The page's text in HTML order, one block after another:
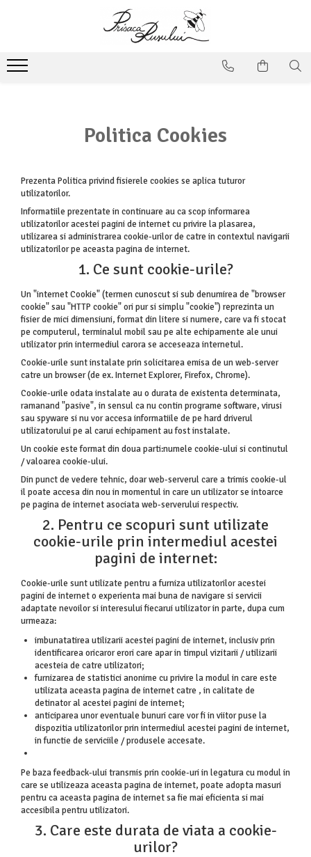
Politica Cookies
Prezenta Politica privind fisierele cookies se aplica tuturor
utilizatorilor.
Informatiile prezentate in continuare au ca scop informarea
utilizatorilor acestei pagini de internet cu privire la plasarea,
utilizarea si administrarea cookie-urilor de catre in contextul navigarii
utilizatorilor pe aceasta pagina de internet.
1. Ce sunt cookie-urile?
Un "internet Cookie" (termen cunoscut si sub denumirea de "browser
cookie" sau "HTTP cookie" ori pur si simplu "cookie") reprezinta un
fisier de mici dimensiuni, format din litere si numere, care va fi stocat
pe computerul, terminalul mobil sau pe alte echipamente ale unui
utilizator prin intermediul carora se acceseaza internetul.
Cookie-urile sunt instalate prin solicitarea emisa de un web-server
catre un browser (de ex. Internet Explorer, Firefox, Chrome).
Cookie-urile odata instalate au o durata de existenta determinata,
ramanand "pasive", in sensul ca nu contin programe software, virusi
sau spyware si nu vor accesa informatiile de pe hard driverul
utilizatorului pe al carui echipament au fost instalate.
Un cookie este format din doua parti:numele cookie-ului si continutul
/ valoarea cookie-ului.
Din punct de vedere tehnic, doar web-serverul care a trimis cookie-ul
il poate accesa din nou in momentul in care un utilizator se intoarce
pe pagina de internet asociata web-serverului respectiv.
2. Pentru ce scopuri sunt utilizate
cookie-urile prin intermediul acestei
pagini de internet:
Cookie-urile sunt utilizate pentru a furniza utilizatorilor acestei
pagini de internet o experienta mai buna de navigare si servicii
adaptate nevoilor si interesului fiecarui utilizator in parte, dupa cum
urmeaza:
imbunatatirea utilizarii acestei pagini de internet, inclusiv prin
identificarea oricaror erori care apar in timpul vizitarii / utilizarii
acesteia de catre utilizatori;
furnizarea de statistici anonime cu privire la modul in care este
utilizata aceasta pagina de internet catre , in calitate de
detinator al acestei pagini de internet;
anticiparea unor eventuale bunuri care vor fi in viitor puse la
dispozitia utilizatorilor prin intermediul acestei pagini de internet,
in functie de serviciile / produsele accesate.
Pe baza feedback-ului transmis prin cookie-uri in legatura cu modul in
care se utilizeaza aceasta pagina de internet, poate adopta masuri
pentru ca aceasta pagina de internet sa fie mai eficienta si mai
accesibila pentru utilizatori.
3. Care este durata de viata a cookie-
urilor?